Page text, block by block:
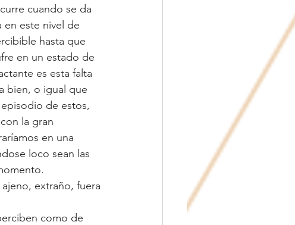
cuando se da
en este nivel de
hasta que
en un estado de
es esta falta
bien, o igual que
de estos,
la gran
en una
loco sean las
extraño, fuera
como de